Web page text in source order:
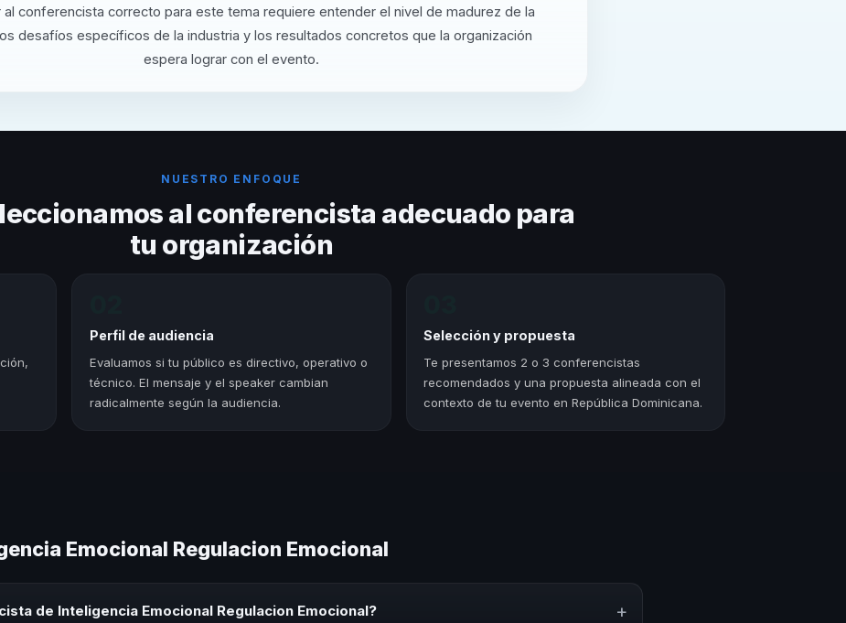
al conferencista correcto para este tema requiere entender el nivel de madurez de la
desafíos específicos de la industria y los resultados concretos que la organización
espera lograr con el evento.
NUESTRO ENFOQUE
al conferencista adecuado para
tu organización
Perfil de audiencia
Evaluamos si tu público es directivo, operativo o
técnico. El mensaje y el speaker cambian
radicalmente según la audiencia.
Selección y propuesta
Te presentamos 2 o 3 conferencistas
recomendados y una propuesta alineada con el
contexto de tu evento en República Dominicana.
Emocional Regulacion Emocional
de Inteligencia Emocional Regulacion Emocional? +